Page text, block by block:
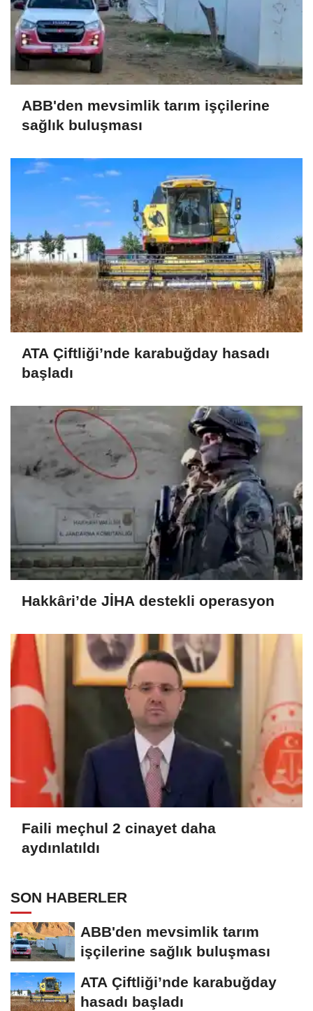
ABB'den mevsimlik tarım işçilerine
sağlık buluşması
ATA Çiftliği’nde karabuğday hasadı
başladı
Hakkâri’de JİHA destekli operasyon
Faili meçhul 2 cinayet daha
aydınlatıldı
SON HABERLER
ABB'den mevsimlik tarım
işçilerine sağlık buluşması
ATA Çiftliği’nde karabuğday
hasadı başladı